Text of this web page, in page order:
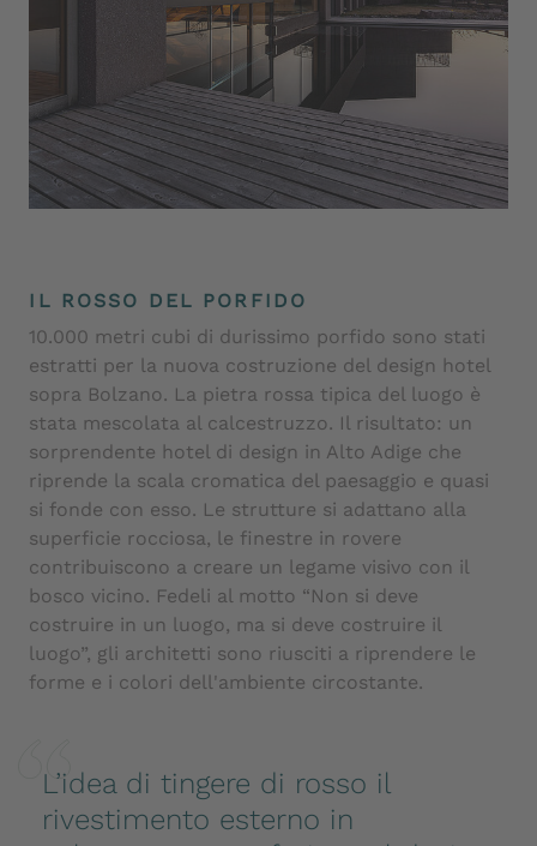
IL ROSSO DEL PORFIDO
10.000 metri cubi di durissimo porfido sono stati
estratti per la nuova costruzione del design hotel
sopra Bolzano. La pietra rossa tipica del luogo è
stata mescolata al calcestruzzo. Il risultato: un
sorprendente hotel di design in Alto Adige che
riprende la scala cromatica del paesaggio e quasi
si fonde con esso. Le strutture si adattano alla
superficie rocciosa, le finestre in rovere
contribuiscono a creare un legame visivo con il
bosco vicino. Fedeli al motto “Non si deve
costruire in un luogo, ma si deve costruire il
luogo”, gli architetti sono riusciti a riprendere le
forme e i colori dell'ambiente circostante.
L’idea di tingere di rosso il
rivestimento esterno in